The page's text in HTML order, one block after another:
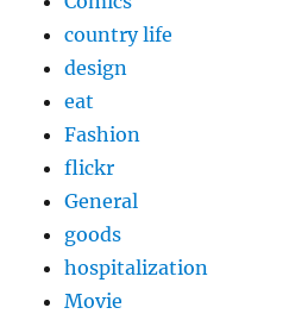
country life
design
eat
Fashion
flickr
General
goods
hospitalization
Movie